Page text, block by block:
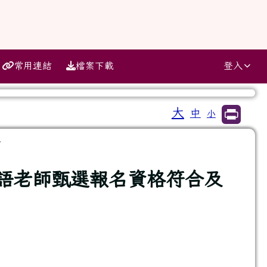
常用連結 檔案下載 登入
⏸
大 中 小
老師甄選報名資格符合及